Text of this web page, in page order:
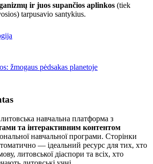
ir juos supančios aplinkos (tiek
tarpusavio santykius.
žmogaus pėdsakas planetoje
навчальна платформа з
та інтерактивним контентом
навчальної програми. Сторінки
— ідеальний ресурс для тих, хто
литовської діаспори та всіх, хто